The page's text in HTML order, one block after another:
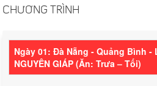
CHƯƠNG TRÌNH
Ngày 01: Đà Nẵng - Quảng Bình
NGUYÊN GIÁP (Ăn: Trưa – Tối)